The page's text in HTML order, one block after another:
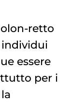
retto
essere
per i